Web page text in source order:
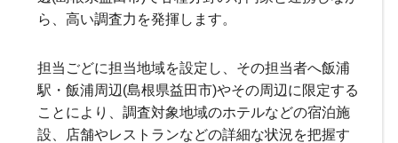
ら、高い調査力を発揮します。
担当ごどに担当地域を設定し、その担当者へ飯浦
駅・飯浦周辺(島根県益田市)やその周辺に限定する
ことにより、調査対象地域のホテルなどの宿泊施
設、店舗やレストランなどの詳細な状況を把握す